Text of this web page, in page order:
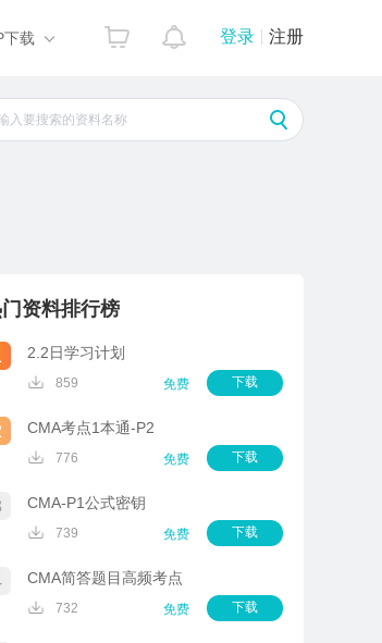
登录 注册
下载
资料排行榜
2.2日学习计划
859 免费 下载
CMA考点1本通-P2
776 免费 下载
CMA-P1公式密钥
739 免费 下载
CMA简答题目高频考点
732 免费 下载